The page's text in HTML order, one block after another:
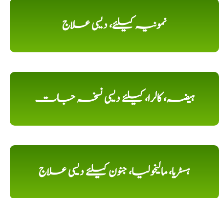
نمونیہ کیلئے، دیسی علاج
ہیضہ، کالرا، کیلئے دیسی نسخہ جات
ہسٹریا، مالیخولیا، جنون کیلئے دیسی علاج